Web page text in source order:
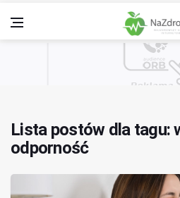
Lista postów dla tagu:
odporność